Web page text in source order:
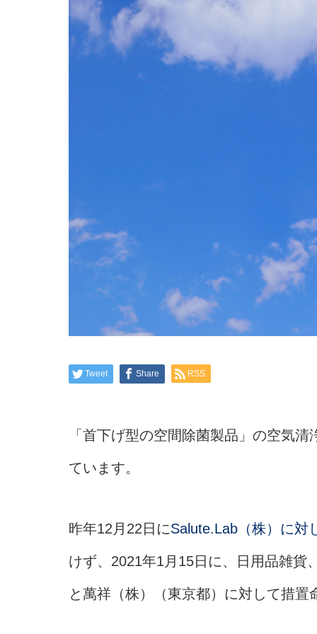
Tweet Share RSS
「首下げ型の空間除菌製品」の空気
ています。
昨年12月22日にSalute.Lab（株）に対
けず、2021年1月15日に、日用品雑貨
と萬祥（株）（東京都）に対して措置